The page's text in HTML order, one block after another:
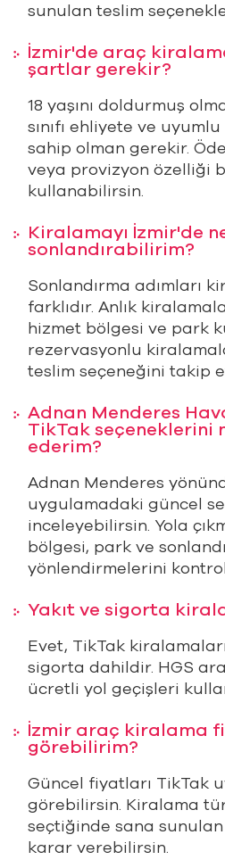
sunulan teslim
İzmir'de araç
şartlar gerekir?
18 yaşını doldurmuş
sınıfı ehliyete ve
sahip olman gerekir.
veya provizyon özelliği
kullanabilirsin.
Kiralamayı İzmir'de
sonlandırabilirim?
Sonlandırma adımları
farklıdır. Anlık
hizmet bölgesi ve park
rezervasyonlu
teslim seçeneğini takip
Adnan Menderes
TikTak seçeneklerini
ederim?
Adnan Menderes
uygulamadaki güncel
inceleyebilirsin. Yola
bölgesi, park ve
yönlendirmelerini
Yakıt ve sigorta
Evet, TikTak
sigorta dahildir. HGS
ücretli yol geçişleri
İzmir araç kiralama
görebilirim?
Güncel fiyatları TikTak
görebilirsin. Kiralama
seçtiğinde sana
karar verebilirsin.